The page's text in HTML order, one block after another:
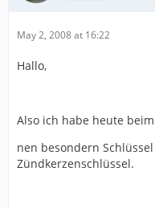
May 2, 2008 at 16:22
Hallo,
Also ich habe heute
nen besondern
Zündkerzenschlüssel.